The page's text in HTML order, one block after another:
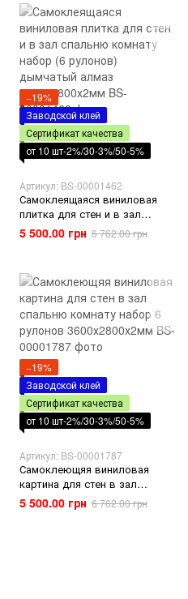
−19%
Заводской клей
Сертификат качества
от 10 шт-2%/30-3%/50-5%
Артикул: BS-00001462
Самоклеящаяся виниловая
плитка для стен и в зал
спальню комнату набор (6
рулонов) дымчатый алмаз
5 500.00 грн 6 762.00 грн
−19%
Заводской клей
Сертификат качества
от 10 шт-2%/30-3%/50-5%
Артикул: BS-00001787
Самоклеющяя виниловая
картина для стен в зал
спальню комнату набор 6
рулонов 3600х2800х2мм
5 500.00 грн 6 762.00 грн